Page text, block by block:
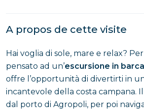
A propos de cette visite
Hai voglia di sole, mare e relax?
pensato ad un’escursione in
offre l’opportunità di divertirti in
incantevole della costa campana.
dal porto di Agropoli, per poi